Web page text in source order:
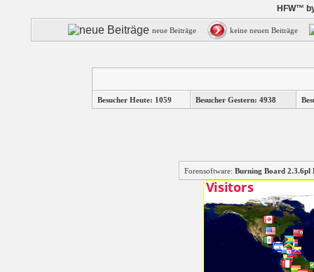
HFW™
neue Beiträge keine neuen Beiträge
Besucher Heute: 1059 Besucher Gestern: 4938
Forensoftware: Burning Board